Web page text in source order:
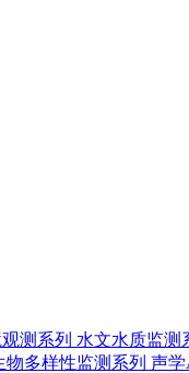
测系列 水文水质监测
物多样性监测系列 声